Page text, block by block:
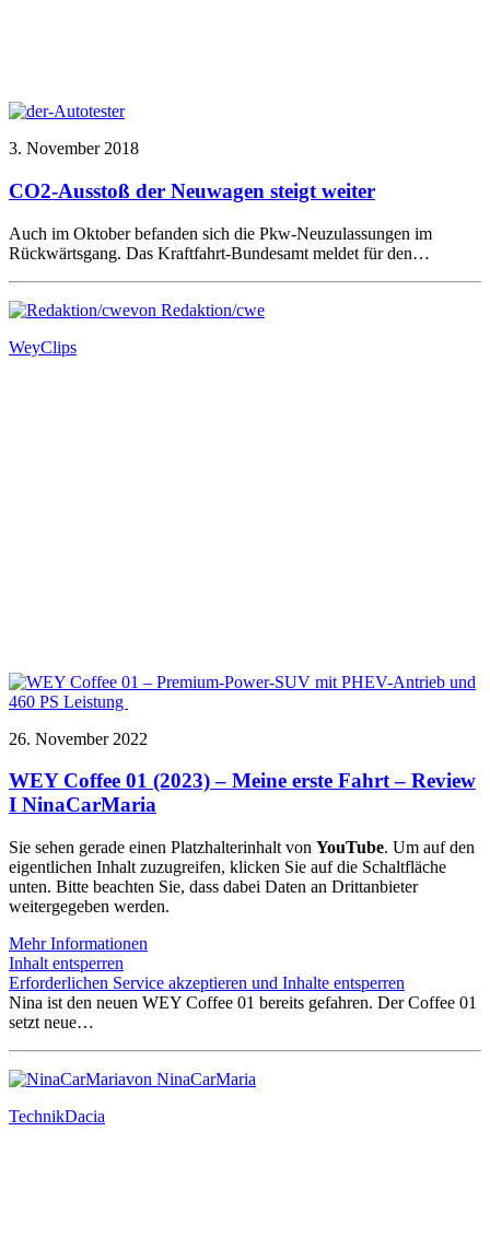
3. November 2018
CO2-Ausstoß der Neuwagen steigt weiter
Auch im Oktober befanden sich die Pkw-Neuzulassungen im
Rückwärtsgang. Das Kraftfahrt-Bundesamt meldet für den…
von Redaktion/cwe
WeyClips
26. November 2022
WEY Coffee 01 (2023) – Meine erste Fahrt – Review
I NinaCarMaria
Sie sehen gerade einen Platzhalterinhalt von YouTube. Um auf den
eigentlichen Inhalt zuzugreifen, klicken Sie auf die Schaltfläche
unten. Bitte beachten Sie, dass dabei Daten an Drittanbieter
weitergegeben werden.
Mehr Informationen
Inhalt entsperren
Erforderlichen Service akzeptieren und Inhalte entsperren
Nina ist den neuen WEY Coffee 01 bereits gefahren. Der Coffee 01
setzt neue…
von NinaCarMaria
TechnikDacia